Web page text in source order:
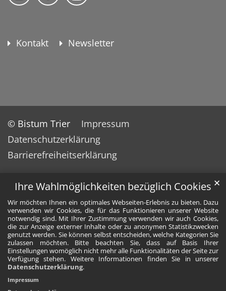
Ihre Wahlmöglichkeiten bezüglich Cookies
Wir möchten Ihnen ein optimales Webseiten-Erlebnis zu bieten. Dazu
verwenden wir Cookies, die für das Funktionieren unserer Website
notwendig sind. Mit Ihrer Zustimmung verwenden wir auch Cookies,
die zur Anzeige externer Inhalte oder zu anonymen Statistikzwecken
genutzt werden. Sie können selbst entscheiden, welche Kategorien Sie
zulassen möchten. Bitte beachten Sie, dass auf Basis Ihrer
Einstellungen womöglich nicht mehr alle Funktionalitäten der Seite zur
Verfügung stehen. Weitere Informationen finden Sie in unserer
Datenschutzerklärung.
✕
Impressum
Kontakt Newsletter
© Bistum Trier
Impressum
Datenschutzerklärung
Barrierefreiheitserklärung